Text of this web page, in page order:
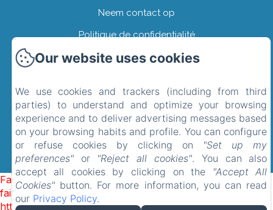
Neem contact op
Politique de confidentialité
Informations légales
EN
FR ES NL
Failed to load BookingEngine/index: Loading chunk 1322
failed. (missing:
https://d1cmur5l0xva3h.cloudfront.net/packs/1322-
Our website uses cookies
We use cookies and trackers (including from third
parties) to understand and optimize your browsing
experience and to deliver advertising messages based
on your browsing habits and profile. You can configure
or refuse cookies by clicking on "Set up my
preferences"or "Reject all cookies". You can also
accept all cookies by clicking on the
"Accept All
Cookies"button. For more information, you can read
our Privacy Policy.